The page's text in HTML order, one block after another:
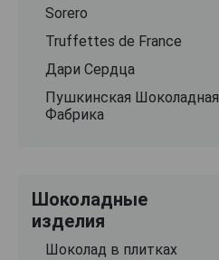
Sorero
Truffettes de France
Дари Сердца
Пушкинская Шоколадная
Фабрика
Шоколадные
изделия
Шоколад в плитках